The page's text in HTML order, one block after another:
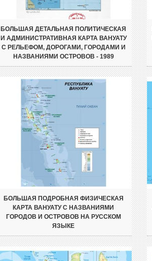
БОЛЬШАЯ ДЕТАЛЬНАЯ ПОЛИТИЧЕСКАЯ
И АДМИНИСТРАТИВНАЯ КАРТА ВАНУАТУ
С РЕЛЬЕФОМ, ДОРОГАМИ, ГОРОДАМИ И
НАЗВАНИЯМИ ОСТРОВОВ - 1989
БОЛЬШАЯ ПОДРОБНАЯ ФИЗИЧЕСКАЯ
КАРТА ВАНУАТУ С НАЗВАНИЯМИ
ГОРОДОВ И ОСТРОВОВ НА РУССКОМ
ЯЗЫКЕ